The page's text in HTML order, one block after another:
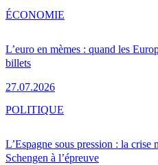
L’euro en mèmes : quand les
billets
27.07.2026
ÉCONOMIE
L’Espagne sous pression : la crise
Schengen à l’épreuve
POLITIQUE